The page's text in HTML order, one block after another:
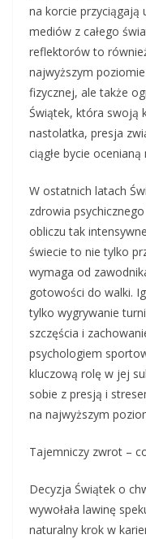
na korcie przyciągają
mediów z całego
reflektorów to
najwyższym
fizycznej, ale także
Świątek, która swoją
nastolatka, presja
ciągłe bycie
W ostatnich latach
zdrowia
obliczu tak
świecie to nie tylko
wymaga od
gotowości do walki.
tylko wygrywanie
szczęścia i
psychologiem
kluczową rolę w jej
sobie z presją i
na najwyższym
Tajemniczy zwrot –
Decyzja Świątek o
wywołała lawinę
naturalny krok w